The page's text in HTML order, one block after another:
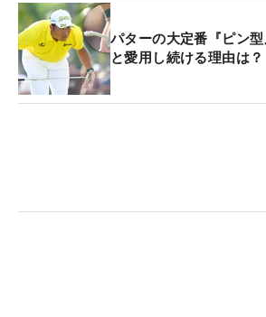
そんなラウンドを作るのに欠かせ
番パー3でのチップインだった。テ
フに入れると、2打目のアプローチ
パターの大定番『ピン
と愛用し続ける理由は？